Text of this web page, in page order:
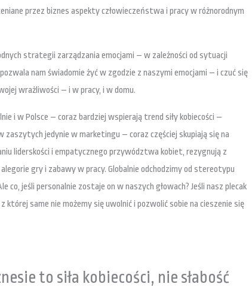
przez biznes aspekty człowieczeństwa i pracy w różnorodnym
strategii zarządzania emocjami – w zależności od sytuacji
nam świadomie żyć w zgodzie z naszymi emocjami – i czuć się
wrażliwości – i w pracy, i w domu.
i w Polsce – coraz bardziej wspierają trend siły kobiecości –
zaszytych jedynie w marketingu – coraz częściej skupiają się na
liderskości i empatycznego przywództwa kobiet, rezygnują z
gry i zabawy w pracy. Globalnie odchodzimy od stereotypu
co, jeśli personalnie zostaje on w naszych głowach? Jeśli nasz plecak
której same nie możemy się uwolnić i pozwolić sobie na cieszenie się
to siła kobiecości, nie słabość